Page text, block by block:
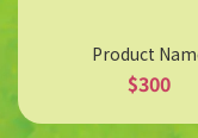
Product
$300